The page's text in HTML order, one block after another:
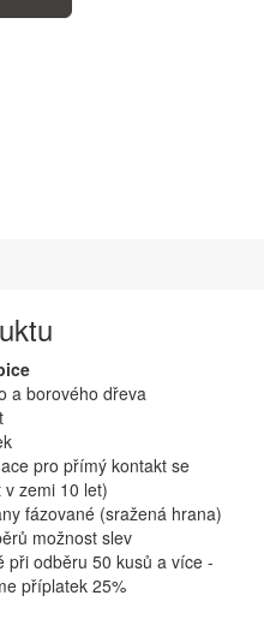
a borového dřeva
pro přímý kontakt se
zemi 10 let)
fázované (sražená hrana)
možnost slev
při odběru 50 kusů a více -
příplatek 25%